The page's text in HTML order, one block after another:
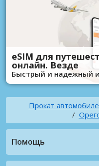
eSIM для
онлайн. Везде
Быстрый и надежный
Прокат
Помощь